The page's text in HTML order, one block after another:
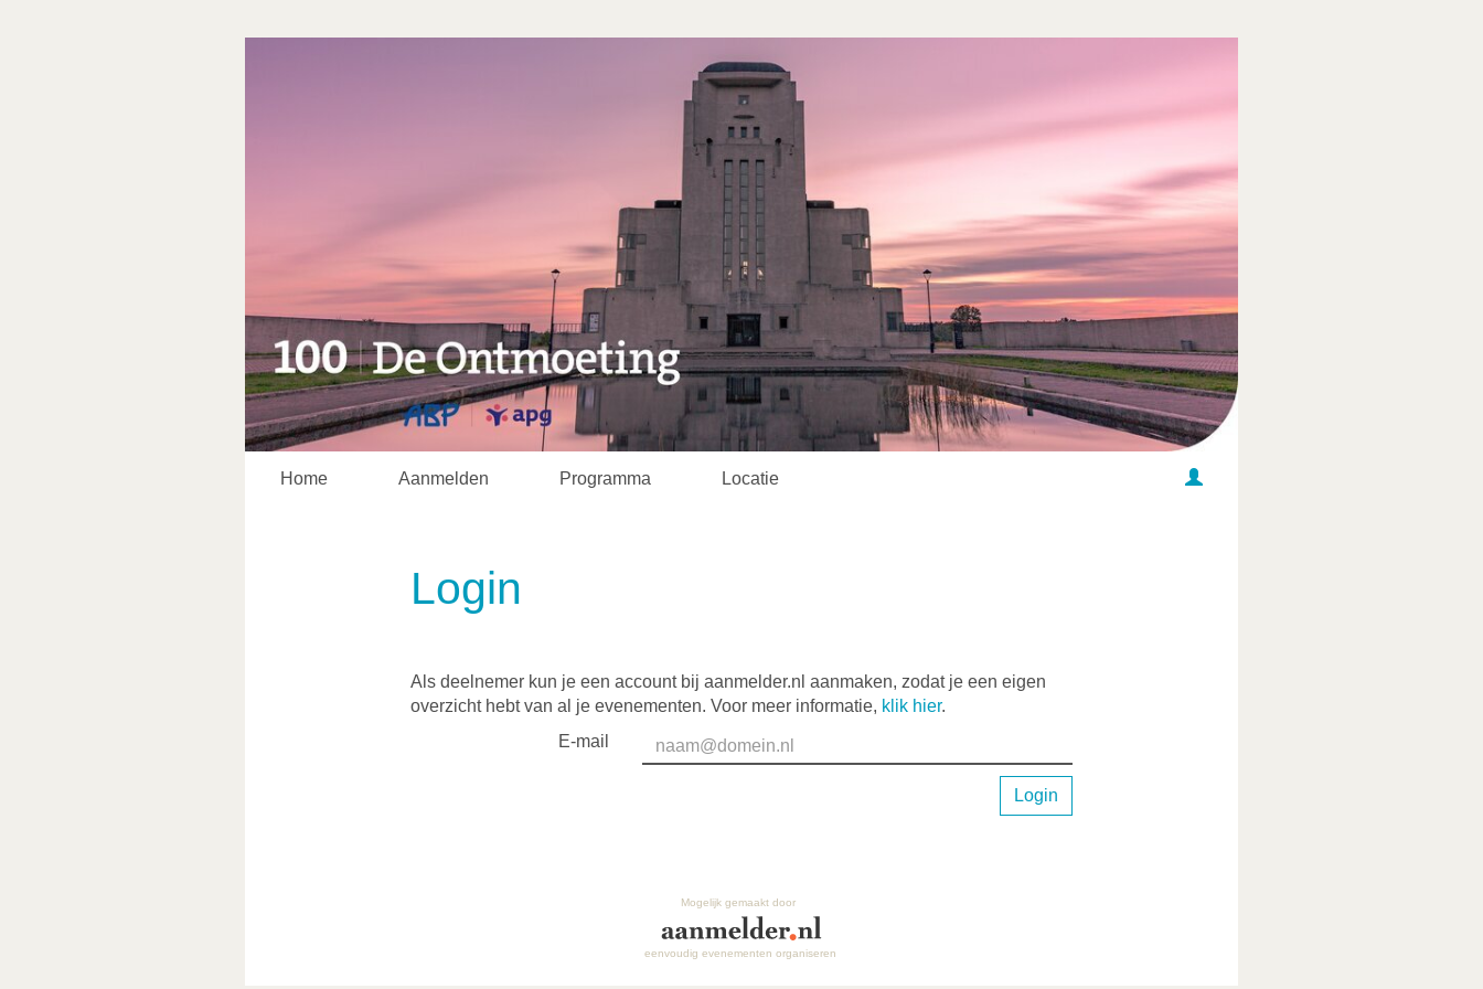
Home Aanmelden Programma Locatie
Login
Als deelnemer kun je een account bij aanmelder.nl aanmaken, zodat je een eigen
overzicht hebt van al je evenementen. Voor meer informatie, klik hier.
E-mail
Login
Mogelijk gemaakt door
eenvoudig evenementen organiseren